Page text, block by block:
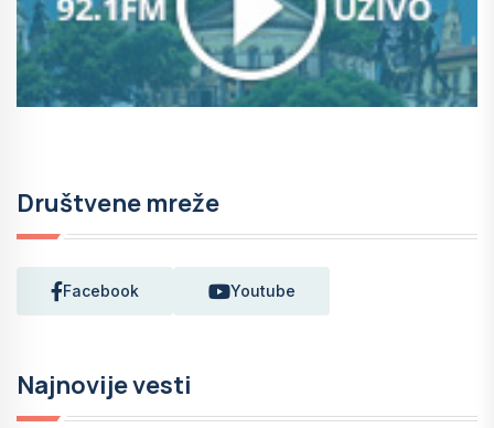
Društvene mreže
Facebook Youtube
Najnovije vesti